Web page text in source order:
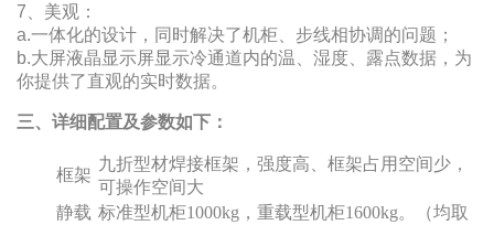
7、美观：
a.一体化的设计，同时解决了机柜、步线相协调的问题；
b.大屏液晶显示屏显示冷通道内的温、湿度、露点数据，为
你提供了直观的实时数据。
三、详细配置及参数如下：
框架
九折型材焊接框架，强度高、框架占用空间少，
可操作空间大
静载 标准型机柜1000kg，重载型机柜1600kg。（均取